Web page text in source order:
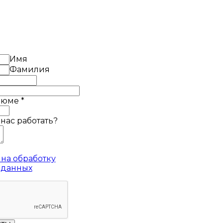
Имя
Фамилия
*
работать?
обработку